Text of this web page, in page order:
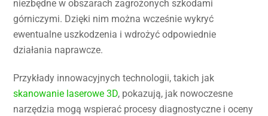
niezbędne w obszarach zagrożonych szkodami
górniczymi. Dzięki nim można wcześnie wykryć
ewentualne uszkodzenia i wdrożyć odpowiednie
działania naprawcze.
Przykłady innowacyjnych technologii, takich jak
skanowanie laserowe 3D, pokazują, jak nowoczesne
narzędzia mogą wspierać procesy diagnostyczne i oceny